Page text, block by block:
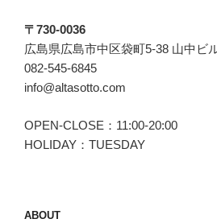
〒730-0036
広島県広島市中区袋町5-38 山中ビ
082-545-6845
info@altasotto.com
OPEN-CLOSE：11:00-20:00
HOLIDAY：TUESDAY
ABOUT